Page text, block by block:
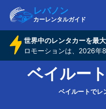
レバノン
カーレンタルガイド
世界中のレンタカーを最
ロモーションは、2026年
ベイルー
ベイルートでレ